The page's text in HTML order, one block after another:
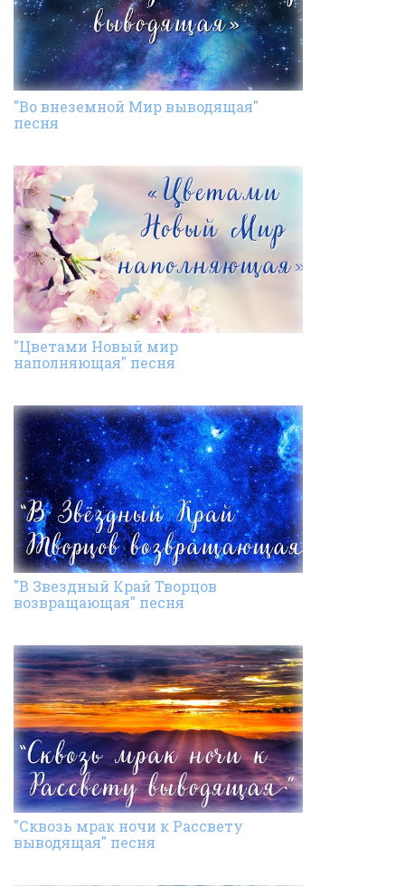
"Во внеземной Мир выводящая"
песня
"Цветами Новый мир
наполняющая" песня
"В Звездный Край Творцов
возвращающая" песня
"Сквозь мрак ночи к Рассвету
выводящая" песня